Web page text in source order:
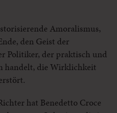
Amoralismus,
den Geist der
Politiker, der praktisch und
handelt, die Wirklichkeit
hat Benedetto Croce